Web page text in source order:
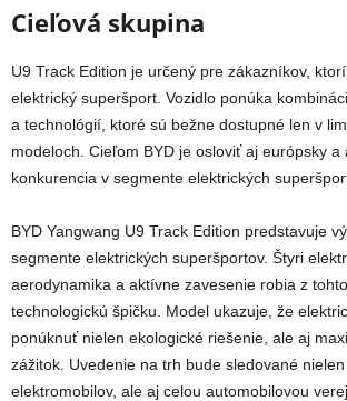
Cieľová skupina
U9 Track Edition je určený pre zákazníkov,
elektrický superšport. Vozidlo ponúka
a technológií, ktoré sú bežne dostupné len v
modeloch. Cieľom BYD je osloviť aj európsky a
konkurencia v segmente elektrických
BYD Yangwang U9 Track Edition predstavuje
segmente elektrických superšportov. Štyri
aerodynamika a aktívne zavesenie robia z
technologickú špičku. Model ukazuje, že
ponúknuť nielen ekologické riešenie, ale aj
zážitok. Uvedenie na trh bude sledované
elektromobilov, ale aj celou automobilovou